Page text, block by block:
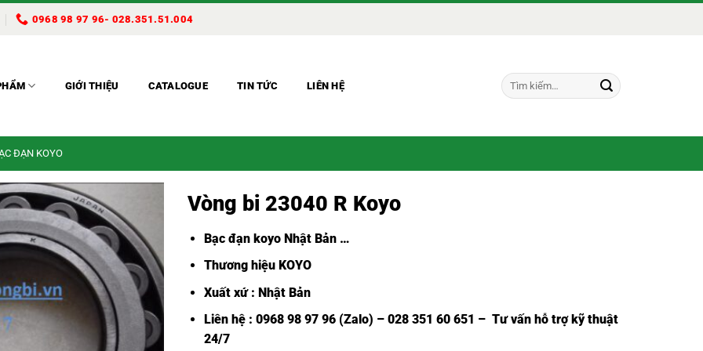
0968 98 97 96- 028.351.51.004
GIỚI THIỆU CATALOGUE TIN TỨC LIÊN HỆ
Tìm
kiếm:
ĐẠN KOYO
Vòng bi 23040 R Koyo
Bạc đạn koyo Nhật Bản…
Thương hiệu KOYO
Xuất xứ : Nhật Bản
Liên hệ : 0968 98 97 96 (Zalo) – 028 351 60 651 – Tư vấn hỗ trợ kỹ thuật
24/7